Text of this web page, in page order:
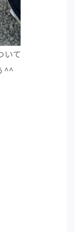
いて
^^